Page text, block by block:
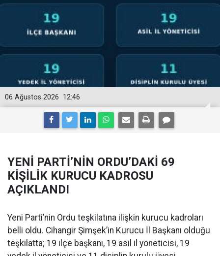
12:46
06 Ağustos 2026
YENİ PARTİ’NİN ORDU’DAKİ 69
KİŞİLİK KURUCU KADROSU
AÇIKLANDI
Yeni Parti’nin Ordu teşkilatına ilişkin kurucu kadroları
belli oldu. Cihangir Şimşek’in Kurucu İl Başkanı olduğu
teşkilatta; 19 ilçe başkanı, 19 asil il yöneticisi, 19